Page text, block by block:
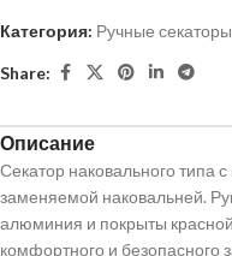
Категория: Ручные секаторы
Share:
Описание
Секатор наковального типа
заменяемой наковальней.
алюминия и покрыты
комфортного и безопасного